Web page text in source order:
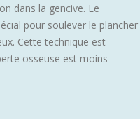
dans la gencive. Le
pour soulever le plancher
Cette technique est
osseuse est moins